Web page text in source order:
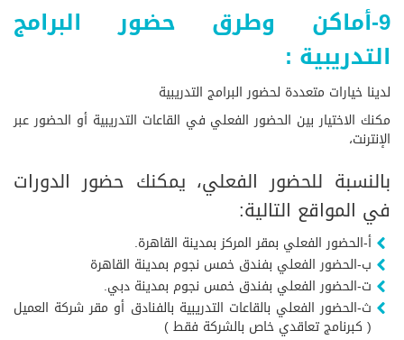
9-أماكن وطرق حضور البرامج
التدريبية :
لدينا خيارات متعددة لحضور البرامج التدريبية
مكنك الاختيار بين الحضور الفعلي في القاعات التدريبية أو الحضور عبر
الإنترنت،
بالنسبة للحضور الفعلي، يمكنك حضور الدورات
في المواقع التالية:
أ-الحضور الفعلي بمقر المركز بمدينة القاهرة.
ب-الحضور الفعلي بفندق خمس نجوم بمدينة القاهرة
ت-الحضور الفعلي بفندق خمس نجوم بمدينة دبي.
ث-الحضور الفعلي بالقاعات التدريبية بالفنادق أو مقر شركة العميل
( كبرنامج تعاقدي خاص بالشركة فقط )